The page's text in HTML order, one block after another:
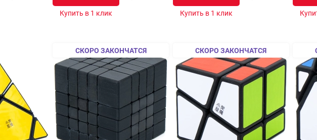
Купить в 1 клик Купить в 1 клик
СКОРО ЗАКОНЧАТСЯ СКОРО ЗАКОНЧАТСЯ